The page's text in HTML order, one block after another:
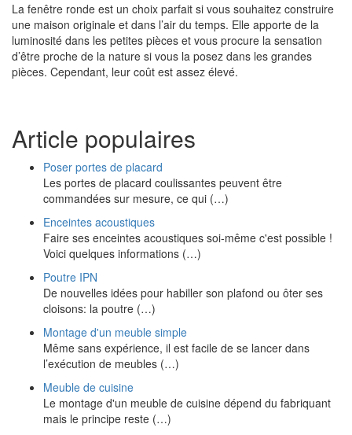
La fenêtre ronde est un choix parfait si vous souhaitez construire
une maison originale et dans l’air du temps. Elle apporte de la
luminosité dans les petites pièces et vous procure la sensation
d’être proche de la nature si vous la posez dans les grandes
pièces. Cependant, leur coût est assez élevé.
Article populaires
Poser portes de placard
Les portes de placard coulissantes peuvent être
commandées sur mesure, ce qui (…)
Enceintes acoustiques
Faire ses enceintes acoustiques soi-même c'est possible !
Voici quelques informations (…)
Poutre IPN
De nouvelles idées pour habiller son plafond ou ôter ses
cloisons: la poutre (…)
Montage d'un meuble simple
Même sans expérience, il est facile de se lancer dans
l’exécution de meubles (…)
Meuble de cuisine
Le montage d'un meuble de cuisine dépend du fabriquant
mais le principe reste (…)